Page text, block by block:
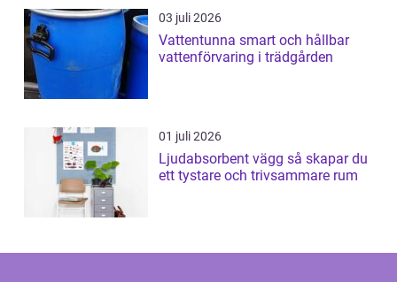
03 juli 2026
Vattentunna smart och hållbar
vattenförvaring i trädgården
01 juli 2026
Ljudabsorbent vägg så skapar du
ett tystare och trivsammare rum